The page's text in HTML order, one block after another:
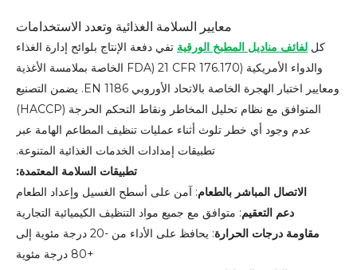
معايير السلامة الغذائية وتعدد الاستخدامات
كل لفائف مناديل المطبخ الورقية تفي دفعة الإنتاج بلوائح إدارة الغذاء
والدواء الأمريكية (FDA) 21 CFR 176.170 الخاصة بملامسة الأغذية
ومعايير اختبار الهجرة الخاصة بالاتحاد الأوروبي EN 1186. يضمن التصنيع
المتوافق مع نظام تحليل المخاطر ونقاط التحكم الحرجة (HACCP)
عدم وجود أي خطر تلوث أثناء عمليات تنظيف المطاعم الهامة عبر
تطبيقات إمدادات الخدمات الغذائية المتنوعة.
تطبيقات السلامة المعتمدة:
الاتصال المباشر بالطعام: آمن على أسطح الغسيل وإعداد الطعام
دعم التعقيم: متوافق مع جميع مواد التنظيف الكيميائية التجارية
مقاومة درجات الحرارة
: يحافظ على الأداء من -20 درجة مئوية إلى
+80 درجة مئوية